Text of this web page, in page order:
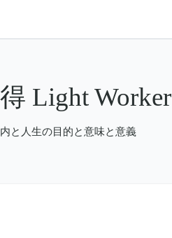
Light Worker
と人生の目的と意味と意義